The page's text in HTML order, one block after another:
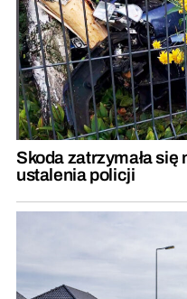
Skoda zatrzymała
ustalenia policji